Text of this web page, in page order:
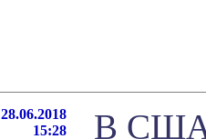
28.06.2018
15:28
В США